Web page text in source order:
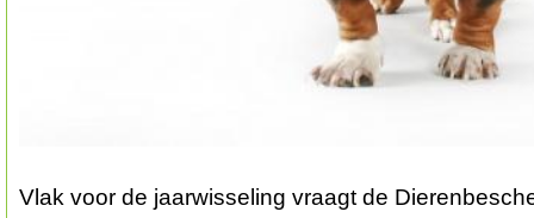
Vlak voor de jaarwisseling vraagt de